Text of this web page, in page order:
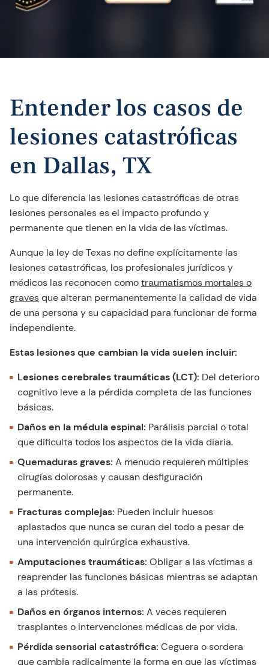
Entender los casos de
lesiones catastróficas
en Dallas, TX
Lo que diferencia las lesiones catastróficas de otras
lesiones personales es el impacto profundo y
permanente que tienen en la vida de las víctimas.
Aunque la ley de Texas no define explícitamente las
lesiones catastróficas, los profesionales jurídicos y
médicos las reconocen comotraumatismos mortales o
gravesque alteran permanentemente la calidad de vida
de una persona y su capacidad para funcionar de forma
independiente.
Estas lesiones que cambian la vida suelen incluir:
Lesiones cerebrales traumáticas (LCT): Del deterioro
cognitivo leve a la pérdida completa de las funciones
básicas.
Daños en la médula espinal: Parálisis parcial o total
que dificulta todos los aspectos de la vida diaria.
Quemaduras graves: A menudo requieren múltiples
cirugías dolorosas y causan desfiguración
permanente.
Fracturas complejas: Pueden incluir huesos
aplastados que nunca se curan del todo a pesar de
una intervención quirúrgica exhaustiva.
Amputaciones traumáticas: Obligar a las víctimas a
reaprender las funciones básicas mientras se adaptan
a las prótesis.
Daños en órganos internos: A veces requieren
trasplantes o intervenciones médicas de por vida.
Pérdida sensorial catastrófica: Ceguera o sordera
que cambia radicalmente la forma en que las víctimas